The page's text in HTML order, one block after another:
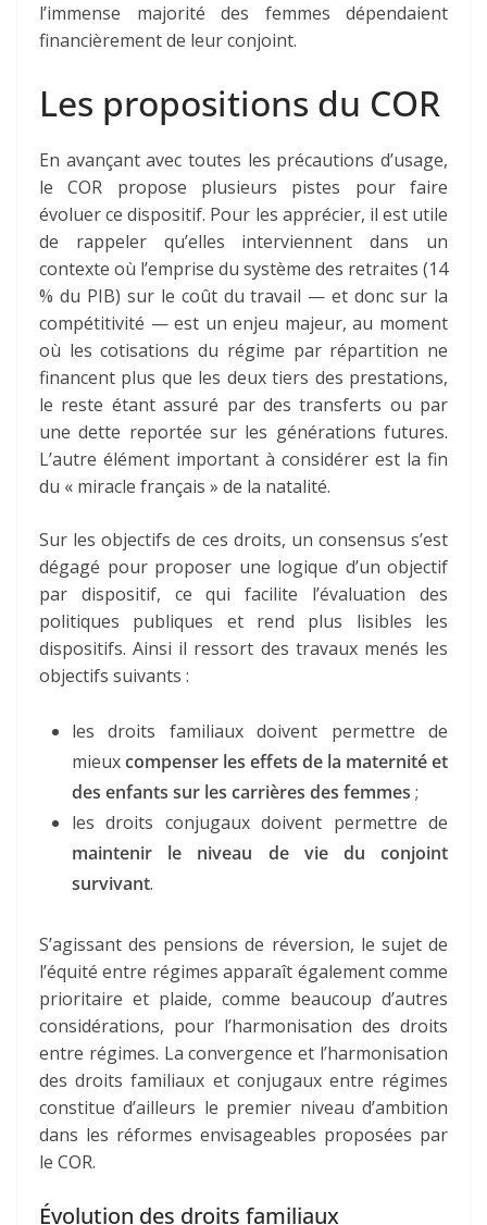
l’immense majorité des femmes dépendaient
financièrement de leur conjoint.
Les propositions du COR
En avançant avec toutes les précautions d’usage,
le COR propose plusieurs pistes pour faire
évoluer ce dispositif. Pour les apprécier, il est utile
de rappeler qu’elles interviennent dans un
contexte où l’emprise du système des retraites (14
% du PIB) sur le coût du travail — et donc sur la
compétitivité — est un enjeu majeur, au moment
où les cotisations du régime par répartition ne
financent plus que les deux tiers des prestations,
le reste étant assuré par des transferts ou par
une dette reportée sur les générations futures.
L’autre élément important à considérer est la fin
du « miracle français » de la natalité.
Sur les objectifs de ces droits, un consensus s’est
dégagé pour proposer une logique d’un objectif
par dispositif, ce qui facilite l’évaluation des
politiques publiques et rend plus lisibles les
dispositifs. Ainsi il ressort des travaux menés les
objectifs suivants :
les droits familiaux doivent permettre de
mieuxcompenser les effets de la maternité et
des enfants sur les carrières des femmes ;
les droits conjugaux doivent permettre de
maintenir le niveau de vie du conjoint
survivant.
S’agissant des pensions de réversion, le sujet de
l’équité entre régimes apparaît également comme
prioritaire et plaide, comme beaucoup d’autres
considérations, pour l’harmonisation des droits
entre régimes. La convergence et l’harmonisation
des droits familiaux et conjugaux entre régimes
constitue d’ailleurs le premier niveau d’ambition
dans les réformes envisageables proposées par
le COR.
Évolution des droits familiaux